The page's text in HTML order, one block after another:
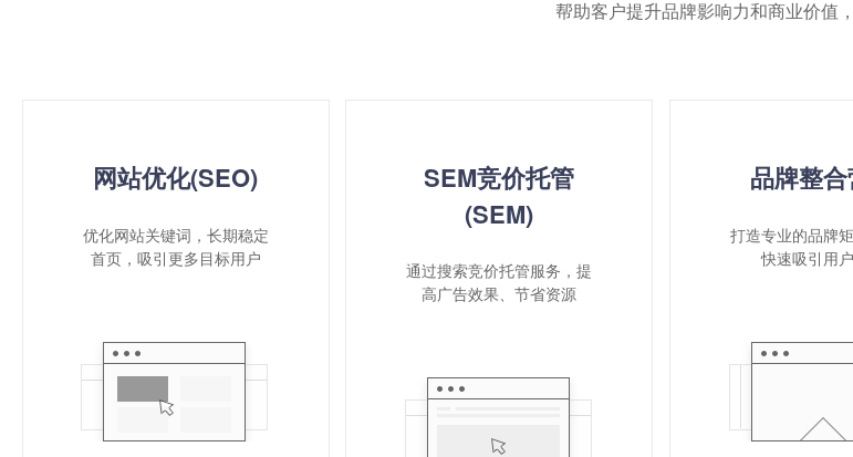
帮助客户提升品牌影响力和商业价值
网站优化(SEO)
优化网站关键词，长期稳定
首页，吸引更多目标用户
SEM竞价托管
(SEM)
通过搜索竞价托管服务，提
高广告效果、节省资源
品牌整
打造专业的品牌
快速吸引用